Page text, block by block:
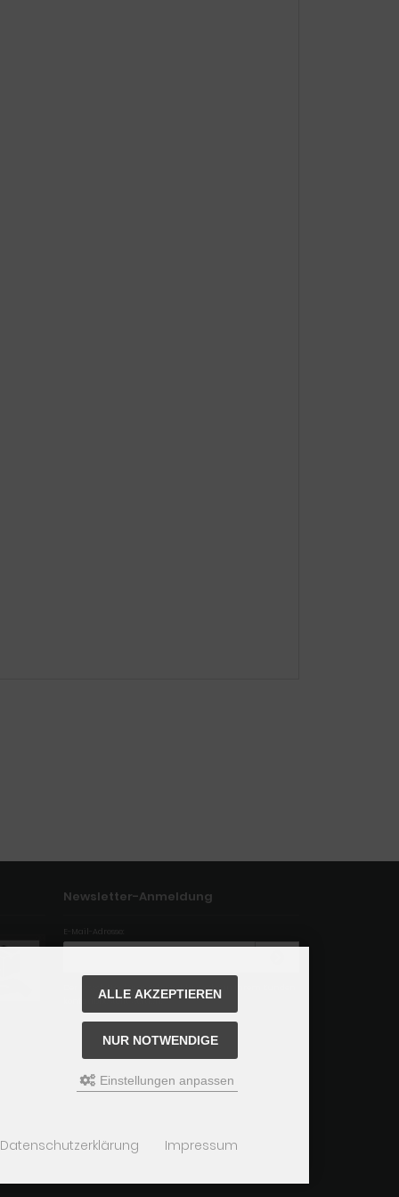
Newsletter-Anmeldung
E-Mail-Adresse:
Der Newsletter kann jederzeit hier oder in Ihrem Kunden
konto abbestellt werden.
ALLE AKZEPTIEREN
NUR NOTWENDIGE
Einstellungen anpassen
Datenschutzerklärung Impressum